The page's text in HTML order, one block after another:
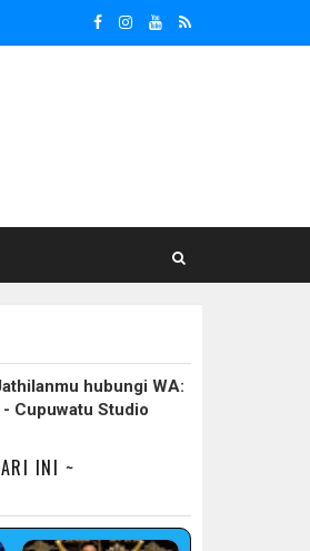
hubungi WA:
Cupuwatu Studio
INI ~